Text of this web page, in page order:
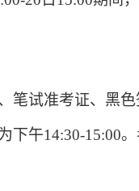
笔试准考证、黑色
下午14:30-15:00